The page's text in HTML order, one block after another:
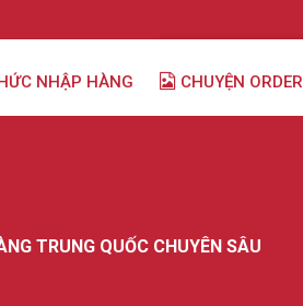
NHẬP HÀNG CHUYỆN ORDER
TRUNG QUỐC CHUYÊN SÂU